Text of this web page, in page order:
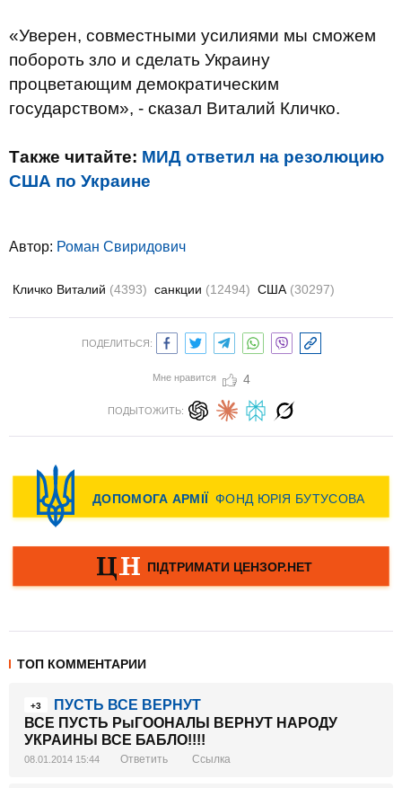
«Уверен, совместными усилиями мы сможем
побороть зло и сделать Украину
процветающим демократическим
государством», - сказал Виталий Кличко.
Также читайте: МИД ответил на резолюцию
США по Украине
Автор: Роман Свиридович
Кличко Виталий (4393) санкции (12494) США (30297)
ПОДЕЛИТЬСЯ:
Мне нравится 4
ПОДЫТОЖИТЬ:
ТОП КОММЕНТАРИИ
+3
ПУСТЬ ВСЕ ВЕРНУТ
ВСЕ ПУСТЬ РыГООНАЛЫ ВЕРНУТ НАРОДУ
УКРАИНЫ ВСЕ БАБЛО!!!!
08.01.2014 15:44 Ответить Ссылка